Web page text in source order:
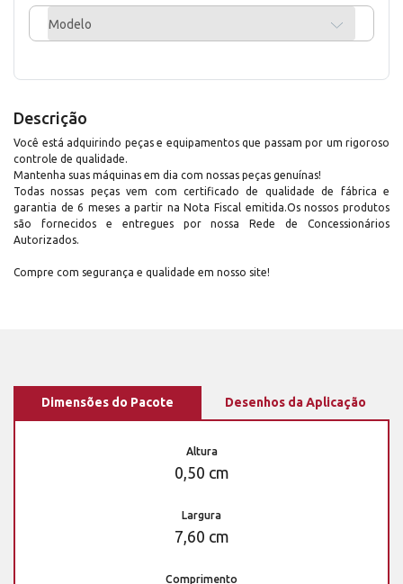
Modelo
Descrição
Você está adquirindo peças e equipamentos que passam por um rigoroso
controle de qualidade.
Mantenha suas máquinas em dia com nossas peças genuínas!
Todas nossas peças vem com certificado de qualidade de fábrica e
garantia de 6 meses a partir na Nota Fiscal emitida.Os nossos produtos
são fornecidos e entregues por nossa Rede de Concessionários
Autorizados.
Compre com segurança e qualidade em nosso site!
Dimensões do Pacote Desenhos da Aplicação
Altura
0,50 cm
Largura
7,60 cm
Comprimento